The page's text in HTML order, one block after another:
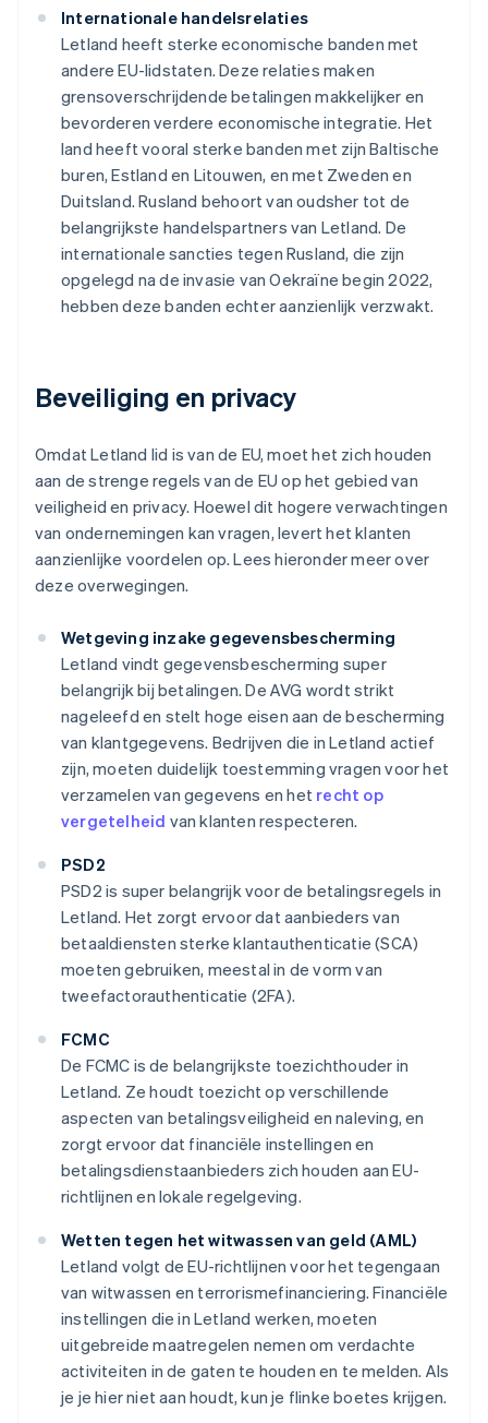
Internationale handelsrelaties
Letland heeft sterke economische banden met
andere EU-lidstaten. Deze relaties maken
grensoverschrijdende betalingen makkelijker en
bevorderen verdere economische integratie. Het
land heeft vooral sterke banden met zijn Baltische
buren, Estland en Litouwen, en met Zweden en
Duitsland. Rusland behoort van oudsher tot de
belangrijkste handelspartners van Letland. De
internationale sancties tegen Rusland, die zijn
opgelegd na de invasie van Oekraïne begin 2022,
hebben deze banden echter aanzienlijk verzwakt.
Beveiliging en privacy
Omdat Letland lid is van de EU, moet het zich houden
aan de strenge regels van de EU op het gebied van
veiligheid en privacy. Hoewel dit hogere verwachtingen
van ondernemingen kan vragen, levert het klanten
aanzienlijke voordelen op. Lees hieronder meer over
deze overwegingen.
Wetgeving inzake gegevensbescherming
Letland vindt gegevensbescherming super
belangrijk bij betalingen. De AVG wordt strikt
nageleefd en stelt hoge eisen aan de bescherming
van klantgegevens. Bedrijven die in Letland actief
zijn, moeten duidelijk toestemming vragen voor het
verzamelen van gegevens en het recht op
vergetelheid van klanten respecteren.
PSD2
PSD2 is super belangrijk voor de betalingsregels in
Letland. Het zorgt ervoor dat aanbieders van
betaaldiensten sterke klantauthenticatie (SCA)
moeten gebruiken, meestal in de vorm van
tweefactorauthenticatie (2FA).
FCMC
De FCMC is de belangrijkste toezichthouder in
Letland. Ze houdt toezicht op verschillende
aspecten van betalingsveiligheid en naleving, en
zorgt ervoor dat financiële instellingen en
betalingsdienstaanbieders zich houden aan EU-
richtlijnen en lokale regelgeving.
Wetten tegen het witwassen van geld (AML)
Letland volgt de EU-richtlijnen voor het tegengaan
van witwassen en terrorismefinanciering. Financiële
instellingen die in Letland werken, moeten
uitgebreide maatregelen nemen om verdachte
activiteiten in de gaten te houden en te melden. Als
je je hier niet aan houdt, kun je flinke boetes krijgen.